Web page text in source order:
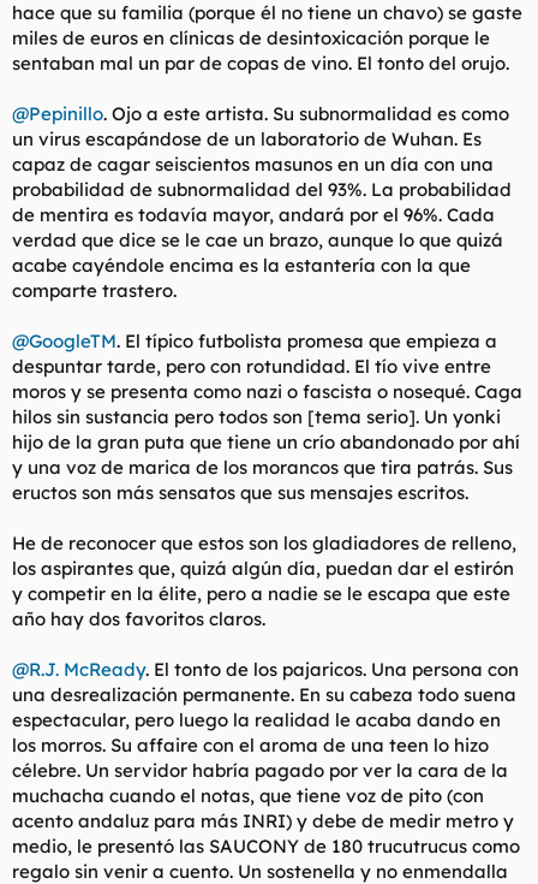
hace que su familia (porque él no tiene un chavo) se gaste
miles de euros en clínicas de desintoxicación porque le
sentaban mal un par de copas de vino. El tonto del orujo.
@Pepinillo. Ojo a este artista. Su subnormalidad es como
un virus escapándose de un laboratorio de Wuhan. Es
capaz de cagar seiscientos masunos en un día con una
probabilidad de subnormalidad del 93%. La probabilidad
de mentira es todavía mayor, andará por el 96%. Cada
verdad que dice se le cae un brazo, aunque lo que quizá
acabe cayéndole encima es la estantería con la que
comparte trastero.
@GoogleTM. El típico futbolista promesa que empieza a
despuntar tarde, pero con rotundidad. El tío vive entre
moros y se presenta como nazi o fascista o nosequé. Caga
hilos sin sustancia pero todos son [tema serio]. Un yonki
hijo de la gran puta que tiene un crío abandonado por ahí
y una voz de marica de los morancos que tira patrás. Sus
eructos son más sensatos que sus mensajes escritos.
He de reconocer que estos son los gladiadores de relleno,
los aspirantes que, quizá algún día, puedan dar el estirón
y competir en la élite, pero a nadie se le escapa que este
año hay dos favoritos claros.
@R.J. McReady. El tonto de los pajaricos. Una persona con
una desrealización permanente. En su cabeza todo suena
espectacular, pero luego la realidad le acaba dando en
los morros. Su affaire con el aroma de una teen lo hizo
célebre. Un servidor habría pagado por ver la cara de la
muchacha cuando el notas, que tiene voz de pito (con
acento andaluz para más INRI) y debe de medir metro y
medio, le presentó las SAUCONY de 180 trucutrucus como
regalo sin venir a cuento. Un sostenella y no enmendalla